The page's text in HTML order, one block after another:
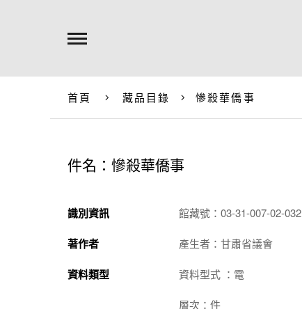
首頁 藏品目錄 慘殺華僑事
件名：慘殺華僑事
識別資訊 館藏號：03-31-007-02-032
著作者 產生者：甘肅省議會
資料類型 資料型式 ：電
層次：件